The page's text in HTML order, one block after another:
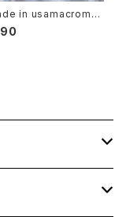
in usamacrome